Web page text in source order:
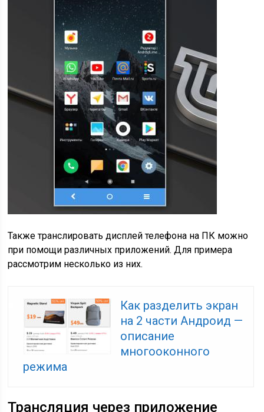
Также транслировать дисплей телефона на ПК можно
при помощи различных приложений. Для примера
рассмотрим несколько из них.
Как разделить экран
на 2 части Андроид —
описание
многооконного
режима
Трансляция через приложение